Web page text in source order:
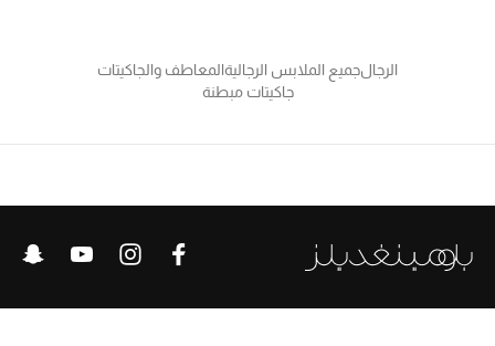
الرجالجميع الملابس الرجاليةالمعاطف والجاكيتات
جاكيتات مبطنة